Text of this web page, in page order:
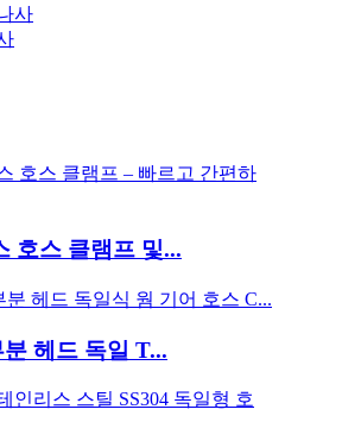
사
호스 클램프 및...
분 헤드 독일 T...